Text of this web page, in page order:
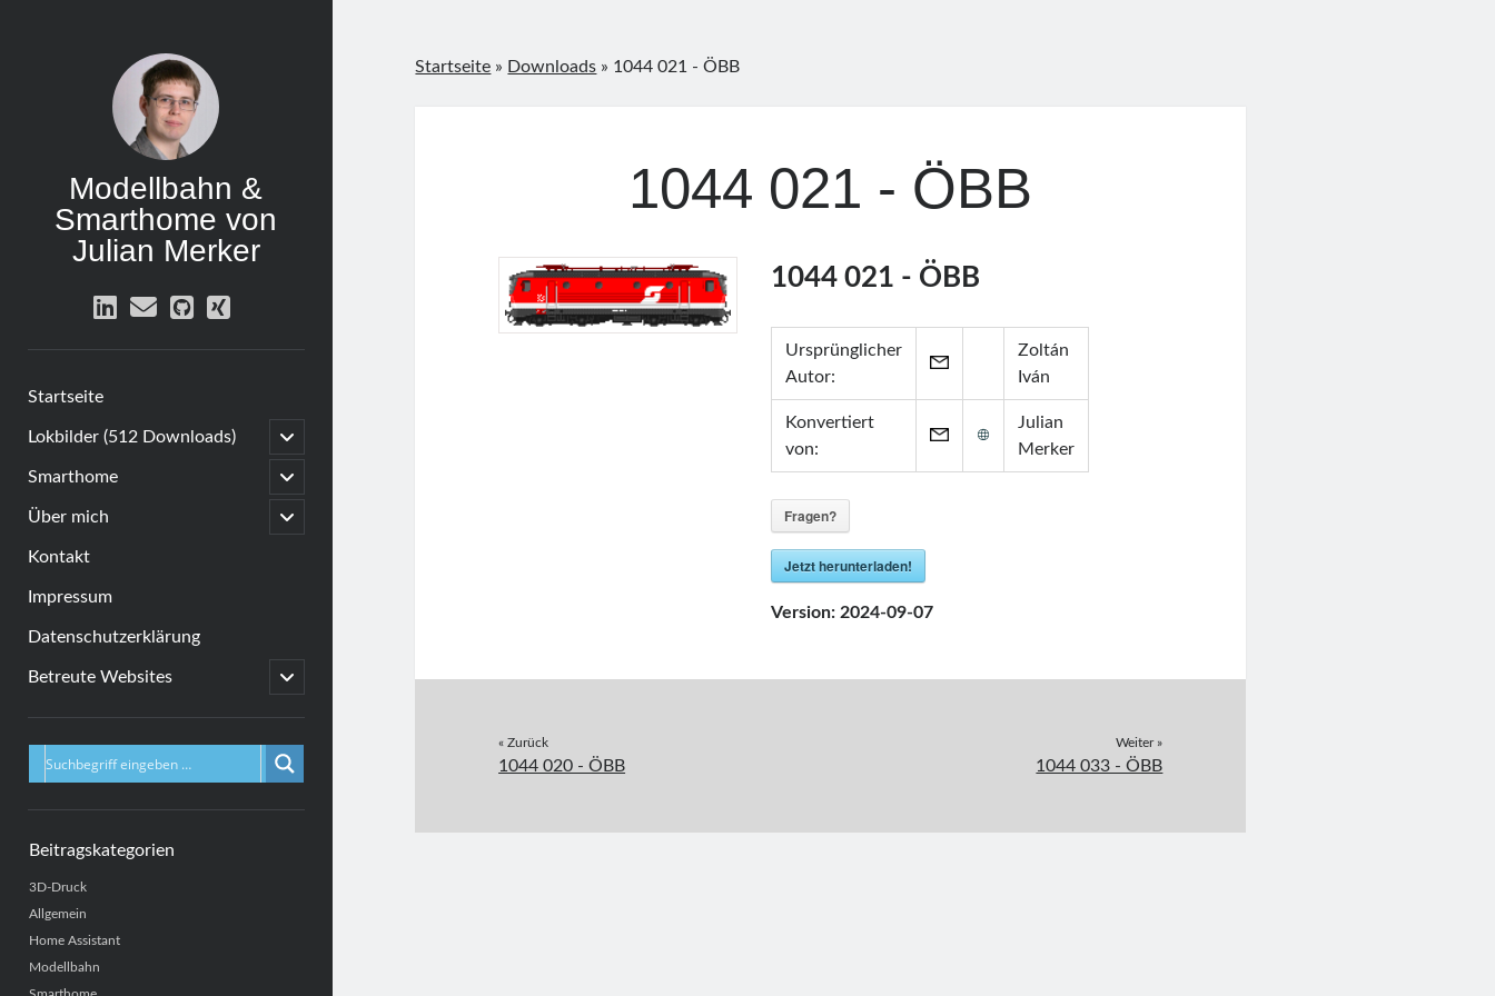
Modellbahn &
Smarthome von
Julian Merker
linkedin
emailgithub
xing
Startseite
Lokbilder (512 Downloads)
open
child
menu
Smarthome
open
child
menu
Über mich
open
child
Kontakt
Impressum
Datenschutzerklärung
Betreute Websites
open
child
Sidebar
Beitragskategorien
3D-Druck
Allgemein
Home Assistant
Modellbahn
Startseite » Downloads » 1044 021 - ÖBB
1044 021 - ÖBB
1044 021 - ÖBB
Ursprünglicher
Autor:
Zoltán
Iván
Konvertiert
von:
Julian
Merker
Fragen?
Jetzt herunterladen!
Version: 2024-09-07
« Zurück
1044 020 - ÖBB
Weiter »
1044 033 - ÖBB